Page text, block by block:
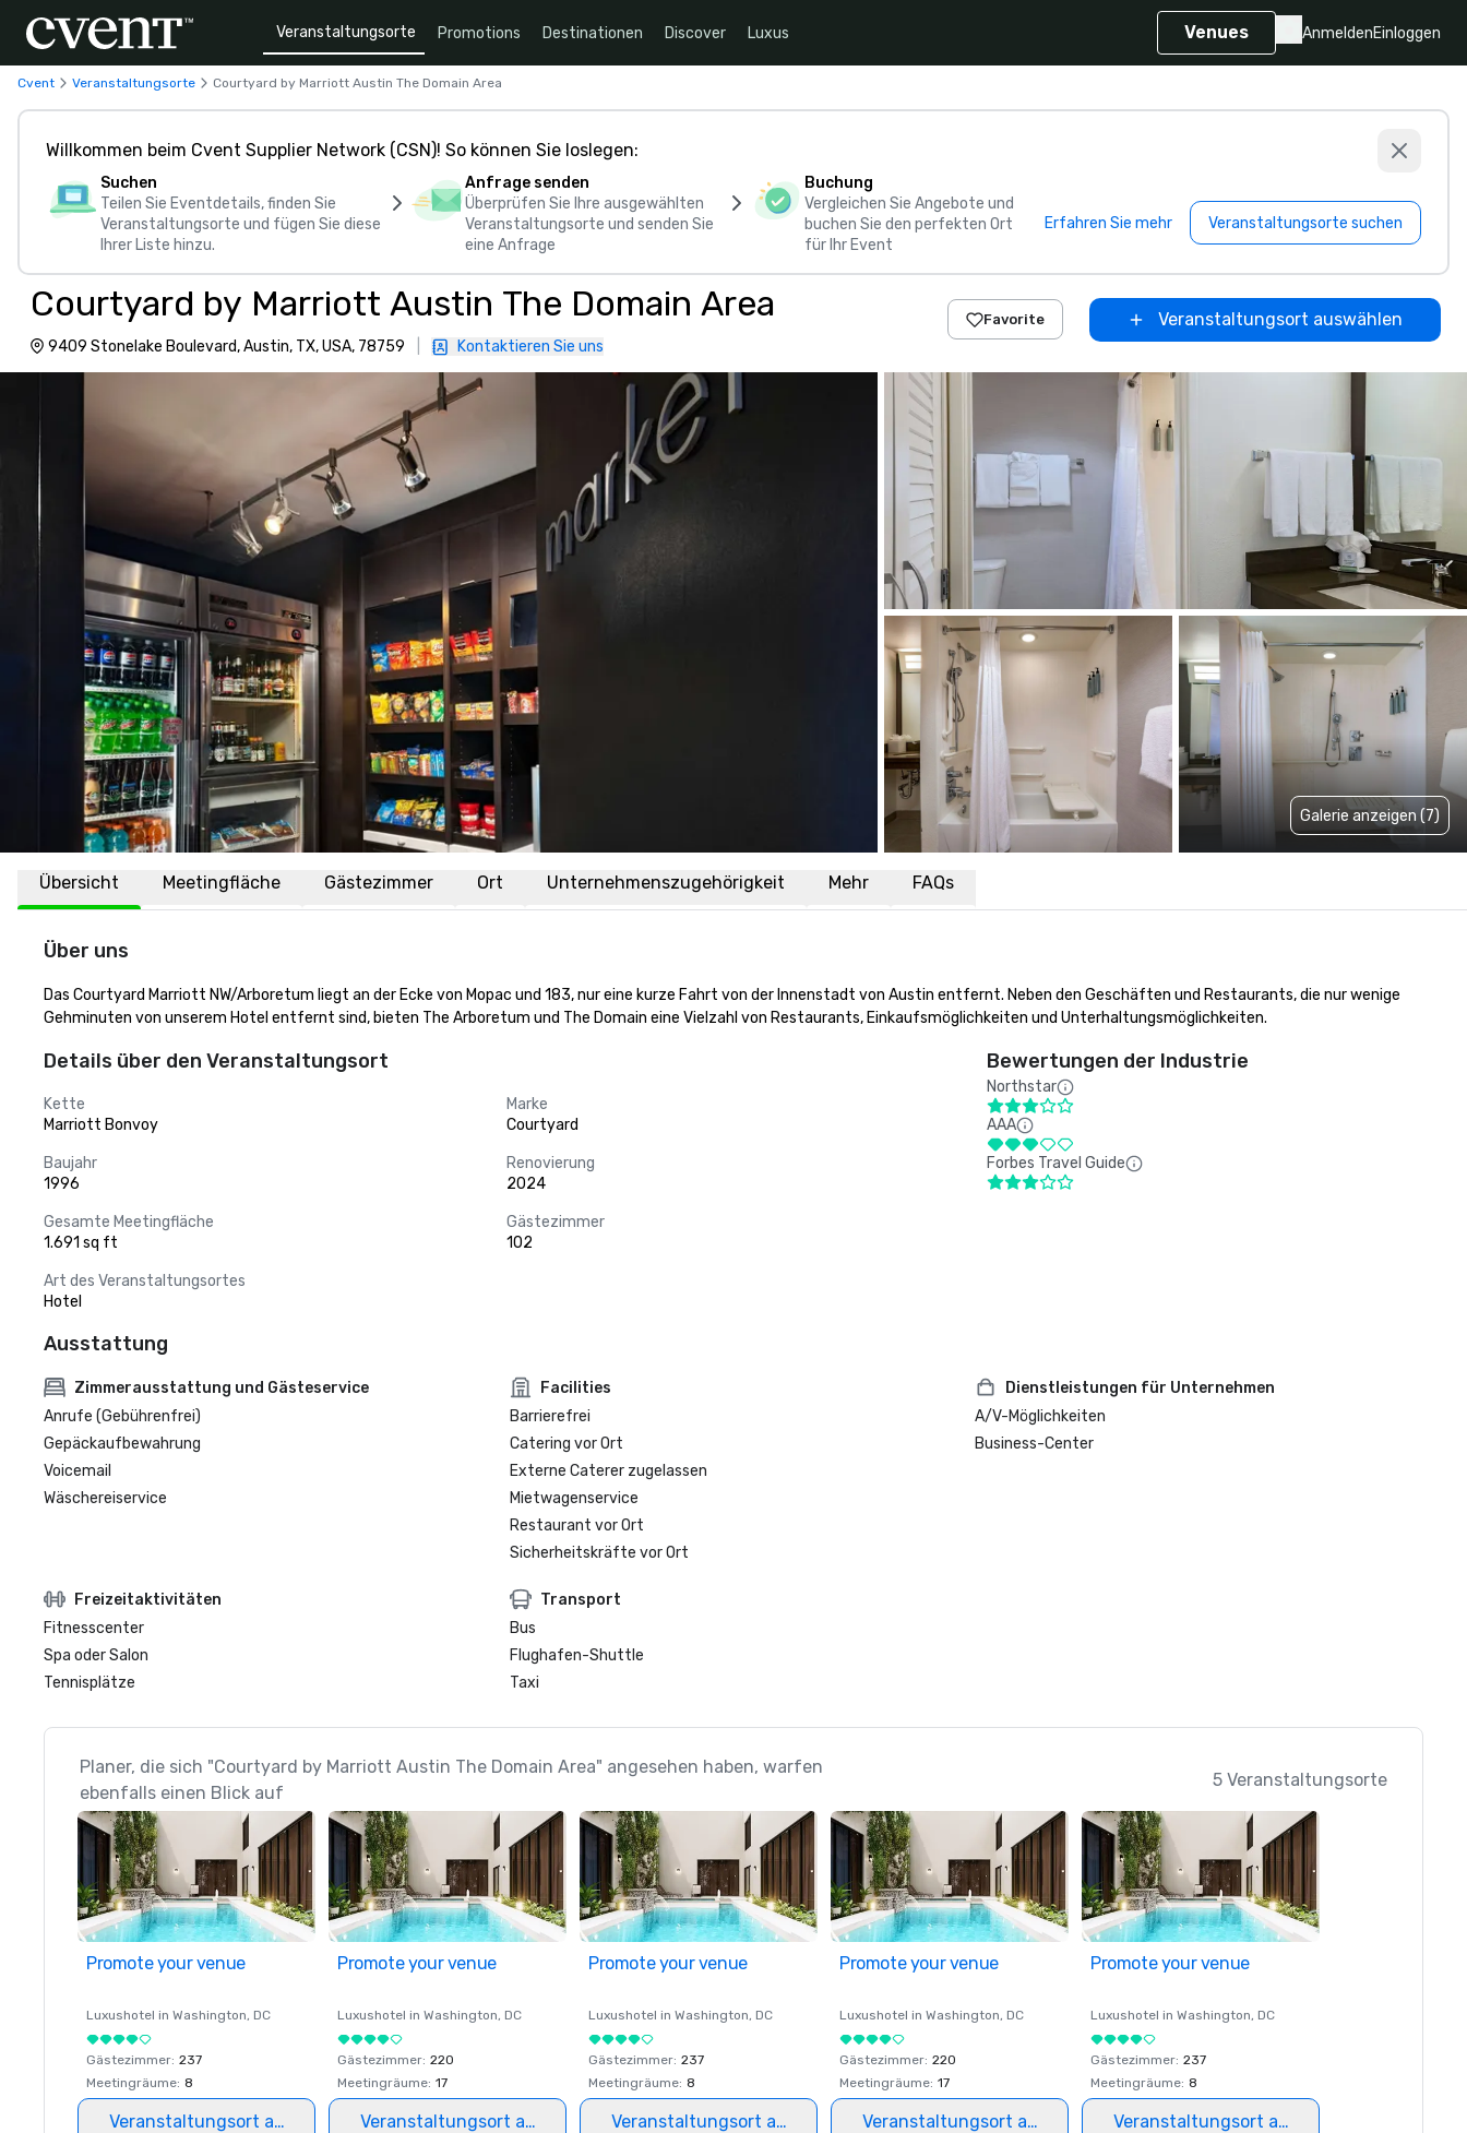
Veranstaltungsorte Promotions Destinationen Discover Luxus Venues AnmeldenEinloggen
Cvent Veranstaltungsorte Courtyard by Marriott Austin The Domain Area
Willkommen beim Cvent Supplier Network (CSN)! So können Sie loslegen:
Suchen
Teilen Sie Eventdetails, finden Sie
Veranstaltungsorte und fügen Sie diese
Ihrer Liste hinzu.
Anfrage senden
Überprüfen Sie Ihre ausgewählten
Veranstaltungsorte und senden Sie
eine Anfrage
Buchung
Vergleichen Sie Angebote und
buchen Sie den perfekten Ort
für Ihr Event
Erfahren Sie mehr Veranstaltungsorte suchen
Courtyard by Marriott Austin The Domain Area
9409 Stonelake Boulevard, Austin, TX, USA, 78759 Kontaktieren Sie uns
Favorite Veranstaltungsort auswählen
Galerie anzeigen (7)
Übersicht Meetingfläche Gästezimmer Ort Unternehmenszugehörigkeit Mehr FAQs
Über uns
Das Courtyard Marriott NW/Arboretum liegt an der Ecke von Mopac und 183, nur eine kurze Fahrt von der Innenstadt von Austin entfernt. Neben den Geschäften und Restaurants, die nur wenige
Gehminuten von unserem Hotel entfernt sind, bieten The Arboretum und The Domain eine Vielzahl von Restaurants, Einkaufsmöglichkeiten und Unterhaltungsmöglichkeiten.
Details über den Veranstaltungsort
Kette
Marriott Bonvoy
Marke
Courtyard
Baujahr
1996
Renovierung
2024
Gesamte Meetingfläche
1.691 sq ft
Gästezimmer
102
Art des Veranstaltungsortes
Hotel
Bewertungen der Industrie
Northstar
AAA
Forbes Travel Guide
Ausstattung
Zimmerausstattung und Gästeservice
Anrufe (Gebührenfrei)
Gepäckaufbewahrung
Voicemail
Wäschereiservice
Facilities
Barrierefrei
Catering vor Ort
Externe Caterer zugelassen
Mietwagenservice
Restaurant vor Ort
Sicherheitskräfte vor Ort
Dienstleistungen für Unternehmen
A/V-Möglichkeiten
Business-Center
Freizeitaktivitäten
Fitnesscenter
Spa oder Salon
Tennisplätze
Transport
Bus
Flughafen-Shuttle
Taxi
Planer, die sich "Courtyard by Marriott Austin The Domain Area" angesehen haben, warfen
ebenfalls einen Blick auf
5 Veranstaltungsorte
Promote your venue
Luxushotel in Washington, DC
Gästezimmer: 237
Meetingräume: 8
Veranstaltungsort auswählen
Promote your venue
Luxushotel in Washington, DC
Gästezimmer: 220
Meetingräume: 17
Veranstaltungsort auswählen
Promote your venue
Luxushotel in Washington, DC
Gästezimmer: 237
Meetingräume: 8
Veranstaltungsort auswählen
Promote your venue
Luxushotel in Washington, DC
Gästezimmer: 220
Meetingräume: 17
Veranstaltungsort auswählen
Promote your venue
Luxushotel in Washington, DC
Gästezimmer: 237
Meetingräume: 8
Veranstaltungsort auswählen